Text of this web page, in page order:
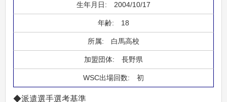
2004/10/17
18
白馬高校
長野県
初
◆派遣選手選考基準